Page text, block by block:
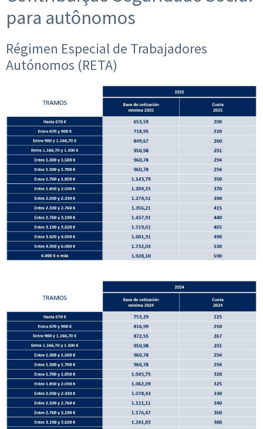
para autônomos
Régimen Especial de Trabajadores
Autónomos (RETA)